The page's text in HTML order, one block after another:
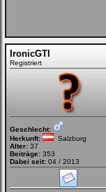
IronicGTI
Registriert
Geschlecht:
Herkunft:
Salzburg
Alter: 37
Beiträge: 353
Dabei seit: 04 / 2013